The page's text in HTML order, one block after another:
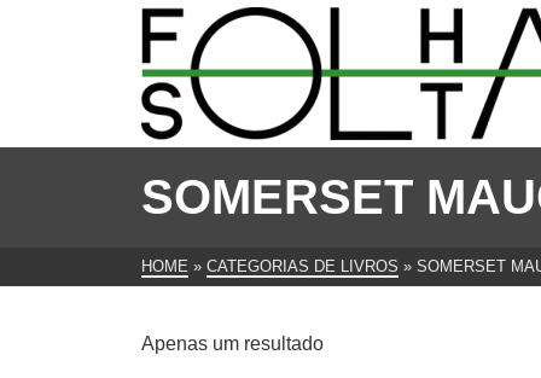
SOMERSET
HOME » CATEGORIAS DE LIVROS » SOMERSET
Apenas um resultado